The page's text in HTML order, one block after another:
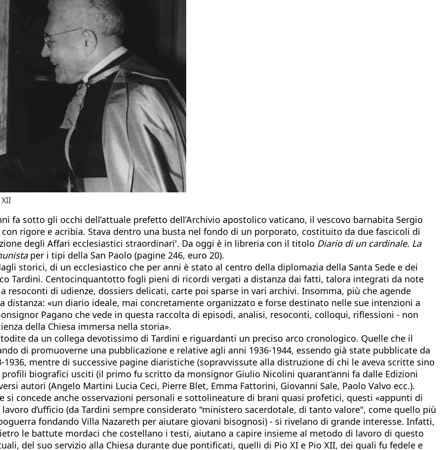
fa sotto gli occhi dell’attuale prefetto dell’Archivio apostolico vaticano, il vescovo barnabita Sergio
rigore e acribia. Stava dentro una busta nel fondo di un porporato, costituito da due fascicoli di
degli Affari ecclesiastici straordinari'. Da oggi è in libreria con il titolo Diario di un cardinale. La
per i tipi della San Paolo (pagine 246, euro 20).
storici, di un ecclesiastico che per anni è stato al centro della diplomazia della Santa Sede e dei
Tardini. Centocinquantotto fogli pieni di ricordi vergati a distanza dai fatti, talora integrati da note
di udienze, dossiers delicati, carte poi sparse in vari archivi. Insomma, più che agende
«un diario ideale, mai concretamente organizzato e forse destinato nelle sue intenzioni a
Pagano che vede in questa raccolta di episodi, analisi, resoconti, colloqui, riflessioni - non
della Chiesa immersa nella storia».
da un collega devotissimo di Tardini e riguardanti un preciso arco cronologico. Quelle che il
di promuoverne una pubblicazione e relative agli anni 1936-1944, essendo già state pubblicate da
mentre di successive pagine diaristiche (sopravvissute alla distruzione di chi le aveva scritte sino
biografici usciti (il primo fu scritto da monsignor Giulio Nicolini quarant’anni fa dalle Edizioni
autori (Angelo Martini Lucia Ceci, Pierre Blet, Emma Fattorini, Giovanni Sale, Paolo Valvo ecc.).
si concede anche osservazioni personali e sottolineature di brani quasi profetici, questi «appunti di
d’ufficio (da Tardini sempre considerato "ministero sacerdotale, di tanto valore", come quello più
fondando Villa Nazareth per aiutare giovani bisognosi) - si rivelano di grande interesse. Infatti,
le battute mordaci che costellano i testi, aiutano a capire insieme al metodo di lavoro di questo
del suo servizio alla Chiesa durante due pontificati, quelli di Pio XI e Pio XII, dei quali fu fedele e